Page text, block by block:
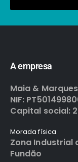
A empresa
Maia &
NIF:
Capital social:
Morada física
Zona Industrial
Fundão